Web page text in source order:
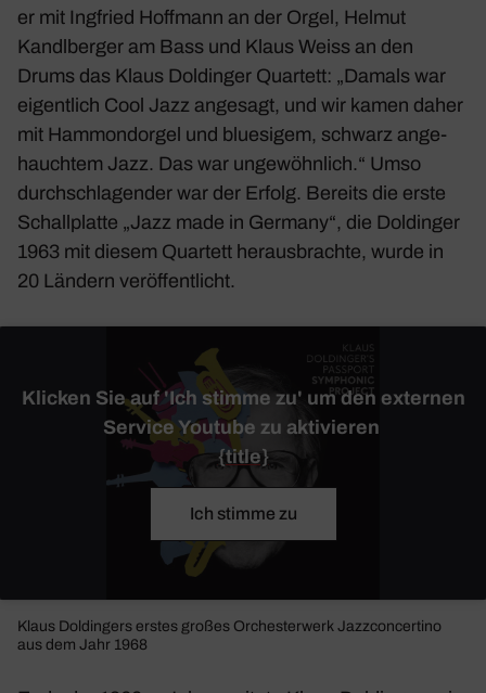
er mit Ingfried Hoff­mann an der Orgel, Helmut
Kandl­berger am Bass und Klaus Weiss an den
Drums das Klaus Doldinger Quar­tett: „Damals war
eigent­lich Cool Jazz ange­sagt, und wir kamen daher
mit Hammond­orgel und blue­sigem, schwarz ange­
hauchtem Jazz. Das war unge­wöhn­lich.“ Umso
durch­schla­gender war der Erfolg. Bereits die erste
Schall­platte „Jazz made in Germany“, die Doldinger
1963 mit diesem Quar­tett heraus­brachte, wurde in
20 Ländern veröf­fent­licht.
Klicken Sie auf 'Ich stimme zu' um den externen
Service Youtube zu aktivieren
{title}
Ich stimme zu
Klaus Doldin­gers erstes großes Orches­ter­werk Jazz­con­cer­tino
aus dem Jahr 1968